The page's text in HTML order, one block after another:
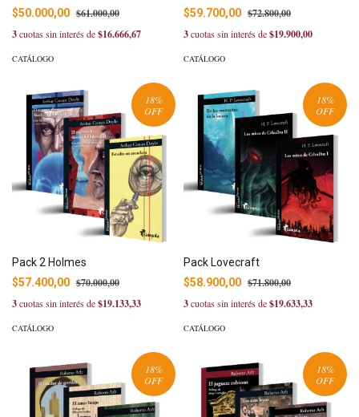
$50.000,00 $61.000,00
3cuotas sin interés de$16.666,67
CATÁLOGO
$59.700,00 $72.800,00
3cuotas sin interés de$19.900,00
CATÁLOGO
18%
OFF
Pack 2 Holmes
$57.400,00 $70.000,00
3cuotas sin interés de$19.133,33
CATÁLOGO
18%
OFF
Pack Lovecraft
$58.900,00 $71.800,00
3cuotas sin interés de$19.633,33
CATÁLOGO
18%
OFF
18%
OFF